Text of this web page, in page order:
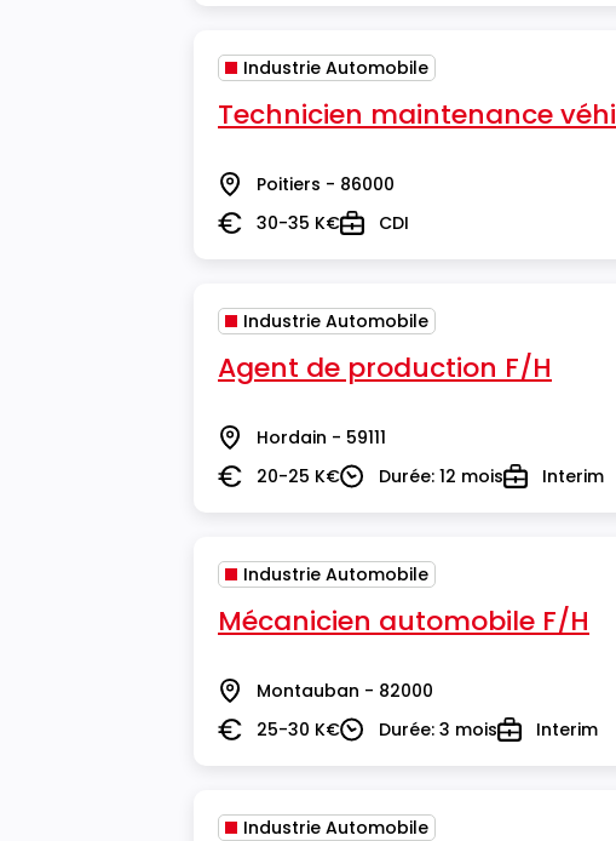
Industrie Automobile
Technicien maintenance
Lieu Poitiers - 86000
Salaire30-35 K€TypeCDI
Industrie Automobile
Agent de production F/H
Lieu Hordain - 59111
Salaire20-25 K€DuréeDurée: 12 moisTypeInterim
Industrie Automobile
Mécanicien automobile F/H
Lieu Montauban - 82000
Salaire25-30 K€DuréeDurée: 3 moisTypeInterim
Industrie Automobile